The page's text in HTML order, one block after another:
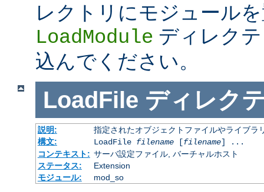
レクトリにモジュール
LoadModule ディレク
込んでください。
LoadFile ディレク
説明:
指定されたオブジェクトファイルやライブラ
構文:
LoadFile filename[filename] ...
コンテキスト: サーバ設定ファイル, バーチャルホスト
ステータス:
Extension
モジュール:
mod_so